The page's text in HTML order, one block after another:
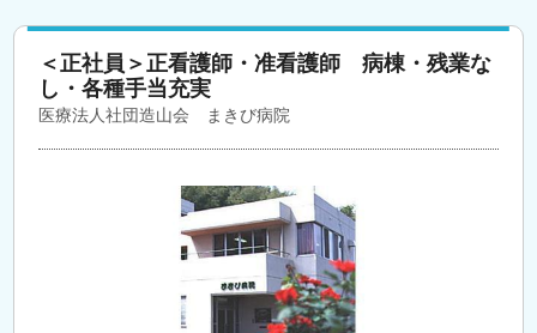
＜正社員＞正看護師・准看護師 病棟・残業な
し・各種手当充実
医療法人社団造山会 まきび病院